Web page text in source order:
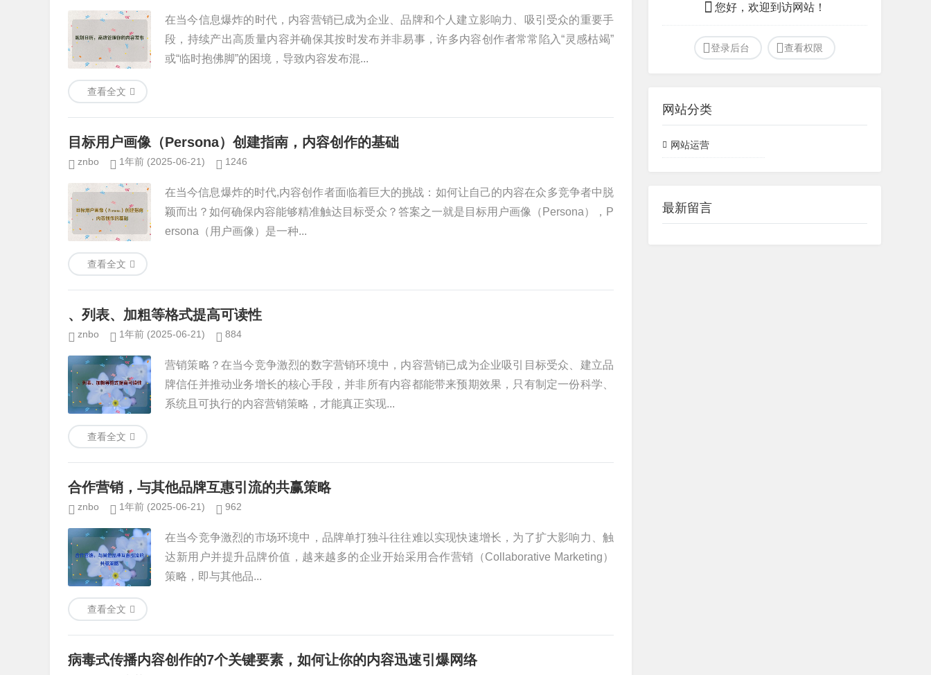
在当今信息爆炸的时代，内容营销已成为企业、品牌和个人建立影响力、吸引受众的重要手
段，持续产出高质量内容并确保其按时发布并非易事，许多内容创作者常常陷入“灵感枯竭”
或“临时抱佛脚”的困境，导致内容发布混...
查看全文
目标用户画像（Persona）创建指南，内容创作的基础
znbo 1年前 (2025-06-21) 1246
在当今信息爆炸的时代,内容创作者面临着巨大的挑战：如何让自己的内容在众多竞争者中脱
颖而出？如何确保内容能够精准触达目标受众？答案之一就是目标用户画像（Persona），P
ersona（用户画像）是一种...
查看全文
、列表、加粗等格式提高可读性
znbo 1年前 (2025-06-21) 884
营销策略？在当今竞争激烈的数字营销环境中，内容营销已成为企业吸引目标受众、建立品
牌信任并推动业务增长的核心手段，并非所有内容都能带来预期效果，只有制定一份科学、
系统且可执行的内容营销策略，才能真正实现...
查看全文
合作营销，与其他品牌互惠引流的共赢策略
znbo 1年前 (2025-06-21) 962
在当今竞争激烈的市场环境中，品牌单打独斗往往难以实现快速增长，为了扩大影响力、触
达新用户并提升品牌价值，越来越多的企业开始采用合作营销（Collaborative Marketing）
策略，即与其他品...
查看全文
病毒式传播内容创作的7个关键要素，如何让你的内容迅速引爆网络
您好，欢迎到访网站！
登录后台 查看权限
网站分类
网站运营
最新留言